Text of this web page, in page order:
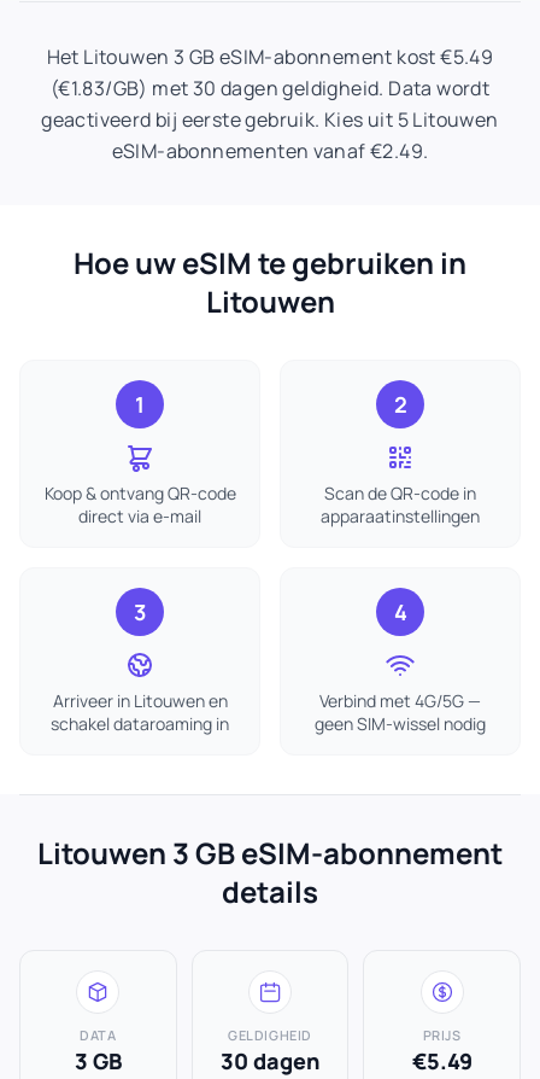
Het Litouwen 3 GB eSIM-abonnement kost €5.49
(€1.83/GB) met 30 dagen geldigheid. Data wordt
geactiveerd bij eerste gebruik. Kies uit 5 Litouwen
eSIM-abonnementen vanaf €2.49.
Hoe uw eSIM te gebruiken in
Litouwen
1
Koop & ontvang QR-code
direct via e-mail
2
Scan de QR-code in
apparaatinstellingen
3
Arriveer in Litouwen en
schakel dataroaming in
4
Verbind met 4G/5G —
geen SIM-wissel nodig
Litouwen 3 GB eSIM-abonnement
details
DATA
3 GB
GELDIGHEID
30 dagen
PRIJS
€5.49